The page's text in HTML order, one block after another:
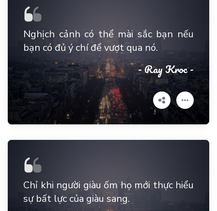
Nghịch cảnh có thể mài sắc bạn nếu
bạn có đủ ý chí để vượt qua nó.
- Ray Kroc -
Chỉ khi người giàu ốm họ mới thực hiểu
sự bất lực của giàu sang.